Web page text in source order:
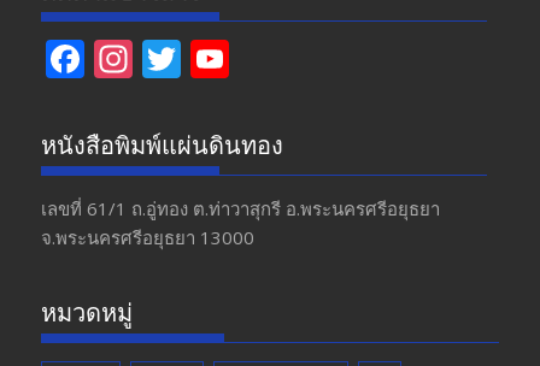
F
e
b
o
o
In
a
gr
a
m
T
itt
er
u
T
u
b
หนังสือพิมพ์แผ่นดินทอง
เลขที่ 61/1 ถ.อู่ทอง​ ต.​ท่าวาสุกรี​ อ.พระนครศรีอยุธยา​
จ.พระนครศรีอยุธยา 13000
หมวดหมู่